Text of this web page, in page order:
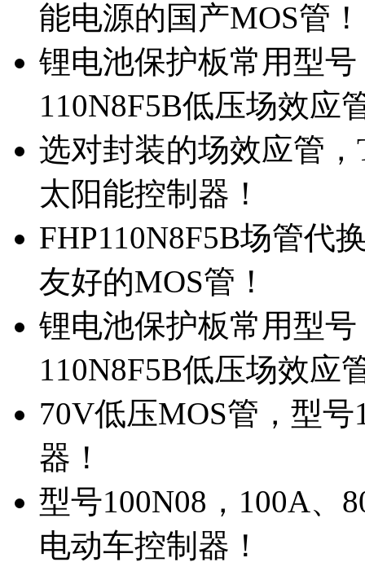
能电源的国产MOS管！
锂电池保护板常用型
110N8F5B低压场效应
选对封装的场效应管
太阳能控制器！
FHP110N8F5B场管代
友好的MOS管！
锂电池保护板常用型
110N8F5B低压场效应
70V低压MOS管，型
器！
型号100N08，100A、
电动车控制器！